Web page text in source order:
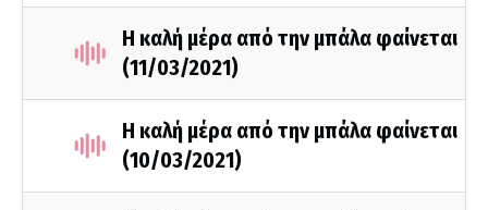
Η καλή μέρα από την μπάλα φαίνεται
(11/03/2021)
Η καλή μέρα από την μπάλα φαίνεται
(10/03/2021)